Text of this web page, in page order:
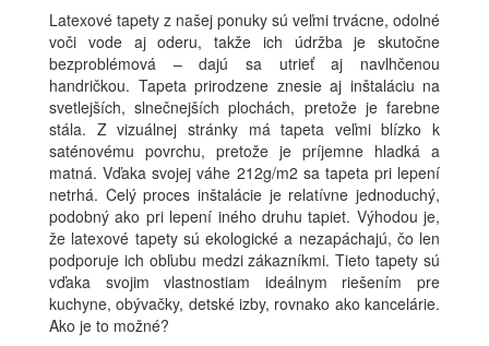
Latexové tapety z našej ponuky sú veľmi trvácne, odolné
voči vode aj oderu, takže ich údržba je skutočne
bezproblémová – dajú sa utrieť aj navlhčenou
handričkou. Tapeta prirodzene znesie aj inštaláciu na
svetlejších, slnečnejších plochách, pretože je farebne
stála. Z vizuálnej stránky má tapeta veľmi blízko k
saténovému povrchu, pretože je príjemne hladká a
matná. Vďaka svojej váhe 212g/m2 sa tapeta pri lepení
netrhá. Celý proces inštalácie je relatívne jednoduchý,
podobný ako pri lepení iného druhu tapiet. Výhodou je,
že latexové tapety sú ekologické a nezapáchajú, čo len
podporuje ich obľubu medzi zákazníkmi. Tieto tapety sú
vďaka svojim vlastnostiam ideálnym riešením pre
kuchyne, obývačky, detské izby, rovnako ako kancelárie.
Ako je to možné?